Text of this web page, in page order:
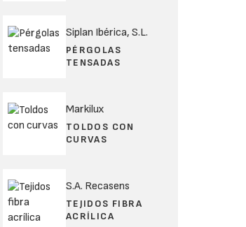
Siplan Ibérica, S.L.
PÉRGOLAS
TENSADAS
Markilux
TOLDOS CON
CURVAS
S.A. Recasens
TEJIDOS FIBRA
ACRÍLICA